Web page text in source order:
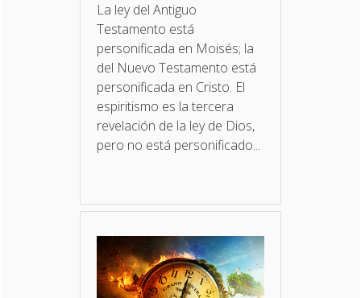
La ley del Antiguo
Testamento está
personificada en Moisés; la
del Nuevo Testamento está
personificada en Cristo. El
espiritismo es la tercera
revelación de la ley de Dios,
pero no está personificado...